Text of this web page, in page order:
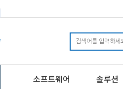
소프트웨어 솔루션